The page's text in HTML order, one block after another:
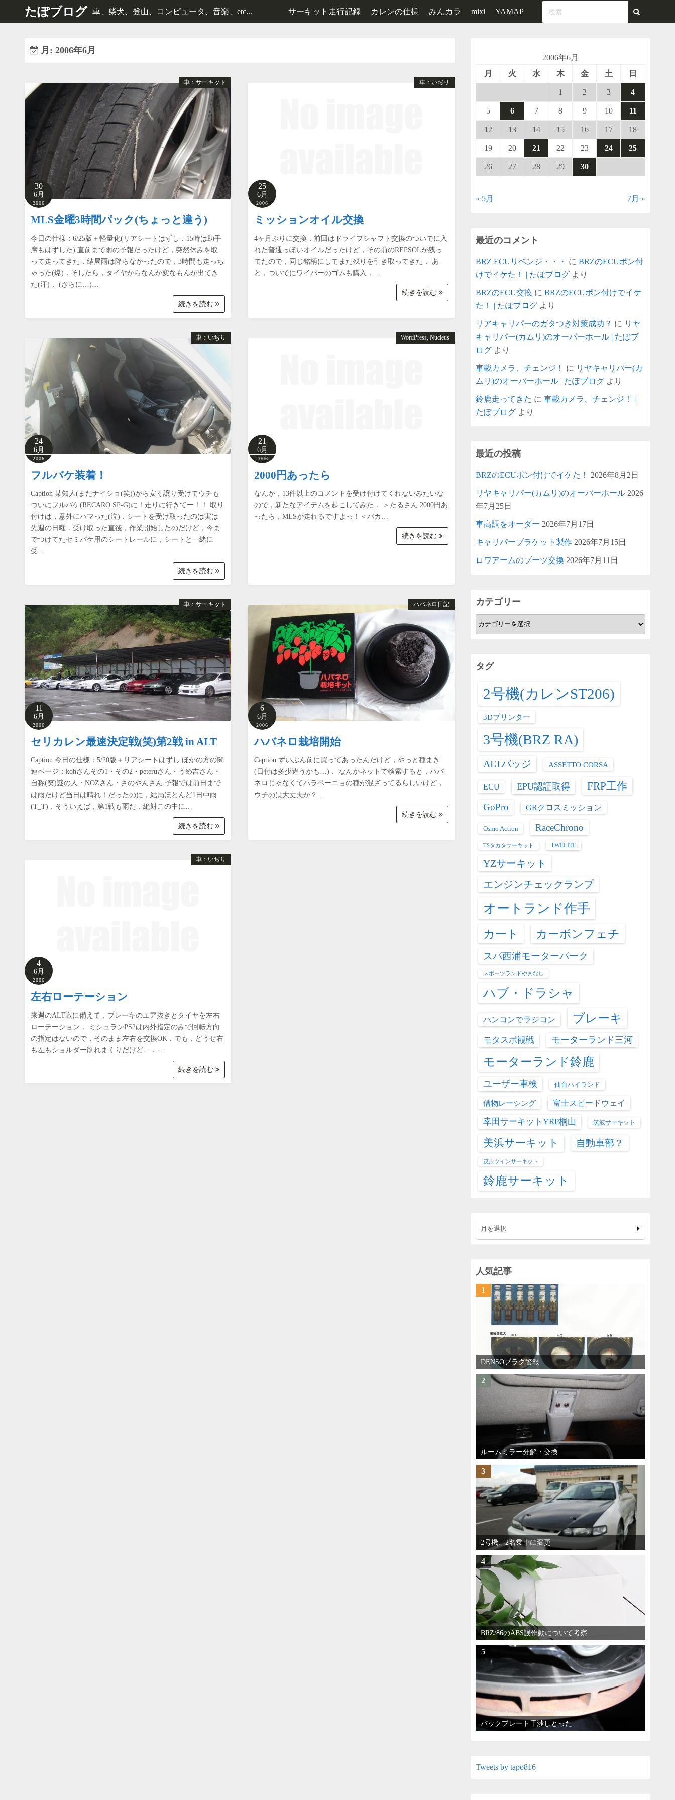
たぽブログ 車、柴犬、登山、コンピュータ、音楽、etc... サーキット走行記録 カレンの仕様 みんカラ mixi YAMAP
月: 2006年6月
車：サーキット
30
6月
2006
MLS金曜3時間パック(ちょっと違う)
今日の仕様：6/25版＋軽量化(リアシートはずし．15時は助手
席もはずした) 直前まで雨の予報だったけど，突然休みを取
って走ってきた．結局雨は降らなかったので，3時間も走っち
ゃった(爆)．そしたら，タイヤからなんか変なもんが出てき
た(汗)． (さらに…)…
続きを読む
車：いぢり
25
6月
2006
ミッションオイル交換
4ヶ月ぶりに交換．前回はドライブシャフト交換のついでに入
れた普通っぽいオイルだったけど，その前のREPSOLが残っ
てたので，同じ銘柄にしてまた残りを引き取ってきた． あ
と，ついでにワイパーのゴムも購入．…
続きを読む
車：いぢり
24
6月
2006
フルバケ装着！
Caption 某知人(まだナイショ(笑))から安く譲り受けてウチも
ついにフルバケ(RECARO SP-G)に！走りに行きてー！！ 取り
付けは，意外にハマった(泣)．シートを受け取ったのは実は
先週の日曜．受け取った直後，作業開始したのだけど，今ま
でつけてたセミバケ用のシートレールに，シートと一緒に
受…
続きを読む
WordPress, Nucleus
21
6月
2006
2000円あったら
なんか，13件以上のコメントを受け付けてくれないみたいな
ので，新たなアイテムを起こしてみた． ＞たるさん 2000円あ
ったら，MLSが走れるですよっ！＜バカ…
続きを読む
車：サーキット
11
6月
2006
セリカレン最速決定戦(笑)第2戦 in ALT
Caption 今日の仕様：5/20版＋リアシートはずし ほかの方の関
連ページ：kohさんその1・その2・peteruさん・うめ吉さん・
自称(笑)謎の人・NOZさん・さのやんさん 予報では前日まで
は雨だけど当日は晴れ！だったのに，結局ほとんど1日中雨
(T_T)．そういえば，第1戦も雨だ．絶対この中に…
続きを読む
ハバネロ日記
6
6月
2006
ハバネロ栽培開始
Caption ずいぶん前に買ってあったんだけど，やっと種まき
(日付は多少違うかも…)． なんかネットで検索すると，ハバ
ネロじゃなくてハラペーニョの種が混ざってるらしいけど，
ウチのは大丈夫か？…
続きを読む
車：いぢり
4
6月
2006
左右ローテーション
来週のALT戦に備えて，ブレーキのエア抜きとタイヤを左右
ローテーション． ミシュランPS2は内外指定のみで回転方向
の指定はないので，そのまま左右を交換OK．でも，どうせ右
も左もショルダー削れまくりだけど…．…
続きを読む
2006年6月
月
火 水 木 金 土 日
1 2 3 4
5 6 7 8 9 10 11
12 13 14 15 16 17 18
19 20 21 22 23 24 25
26 27 28 29 30
« 5月 7月 »
最近のコメント
BRZ ECUリベンジ・・・ に BRZのECUポン付
けでイケた！ | たぽブログ より
BRZのECU交換 に BRZのECUポン付けでイケ
た！ | たぽブログ より
リアキャリパーのガタつき対策成功？ に リヤ
キャリパー(カムリ)のオーバーホール | たぽブ
ログ より
車載カメラ、チェンジ！ に リヤキャリパー(カ
ムリ)のオーバーホール | たぽブログ より
鈴鹿走ってきた に 車載カメラ、チェンジ！ |
たぽブログ より
最近の投稿
BRZのECUポン付けでイケた！ 2026年8月2日
リヤキャリパー(カムリ)のオーバーホール 2026
年7月25日
車高調をオーダー 2026年7月17日
キャリパーブラケット製作 2026年7月15日
ロワアームのブーツ交換 2026年7月11日
カテゴリー
カ
テ
ー
タグ
2号機(カレンST206)
3Dプリンター
3号機(BRZ RA)
ALTバッジ ASSETTO CORSA
ECU EPU認証取得 FRP工作
GoPro GRクロスミッション
Osmo Action RaceChrono
TSタカタサーキット TWELITE
YZサーキット
エンジンチェックランプ
オートランド作手
カート カーボンフェチ
スパ西浦モーターパーク
スポーツランドやまなし
ハブ・ドラシャ
ハンコンでラジコン ブレーキ
モタスポ観戦 モーターランド三河
モーターランド鈴鹿
ユーザー車検 仙台ハイランド
借物レーシング
富士スピードウェイ
幸田サーキットYRP桐山
筑波サーキット
美浜サーキット 自動車部？
茂原ツインサーキット
鈴鹿サーキット
月を選択
人気記事
1
DENSOプラグ警報
2
ルームミラー分解・交換
3
2号機、2名乗車に変更
4
BRZ/86のABS誤作動について考察
5
バックプレート干渉しとった
Tweets by tapo816